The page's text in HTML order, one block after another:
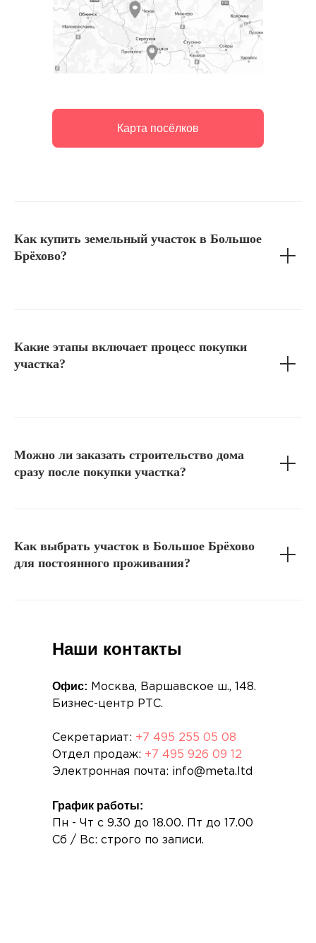
Карта посёлков
Как купить земельный участок в Большое
Брёхово?
Какие этапы включает процесс покупки
участка?
Можно ли заказать строительство дома
сразу после покупки участка?
Как выбрать участок в Большое Брёхово
для постоянного проживания?
Офис: Москва, Варшавское ш., 148.
Бизнес-центр РТС.
Секретариат: +7 495 255 05 08
Отдел продаж: +7 495 926 09 12
Электронная почта: info@meta.ltd
График работы:
Пн - Чт с 9.30 до 18.00. Пт до 17.00
Сб / Вс: строго по записи.
Наши контакты